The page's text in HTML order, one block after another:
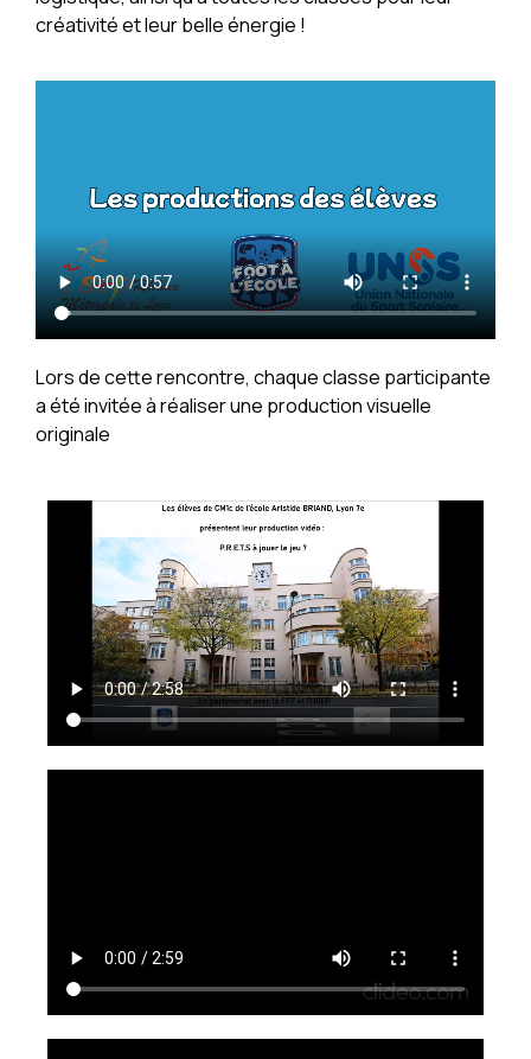
créativité et leur belle énergie !
Lors de cette rencontre, chaque classe participante
a été invitée à réaliser une production visuelle
originale